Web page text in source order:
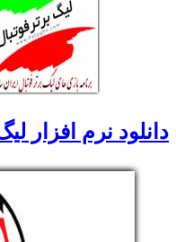
دانلود نرم افزار لیگ